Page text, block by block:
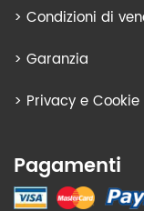
> Condizioni di
> Garanzia
> Privacy e
Pagamenti